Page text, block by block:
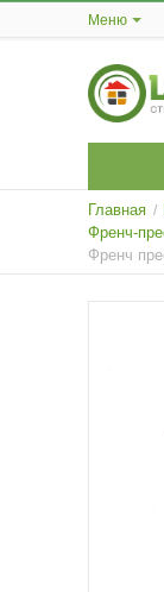
Меню
Главная /
Френч-
Френч